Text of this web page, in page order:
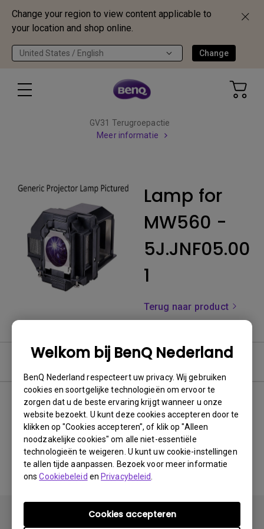
Change your region to view content applicable to
your location and shop online.
United States / English Change
Welkom bij BenQ Nederland
BenQ Nederland respecteert uw privacy. Wij gebruiken
cookies en soortgelijke technologieën om ervoor te
zorgen dat u de beste ervaring krijgt wanneer u onze
website bezoekt. U kunt deze cookies accepteren door te
klikken op "Cookies accepteren", of klik op "Alleen
noodzakelijke cookies" om alle niet-essentiële
technologieën te weigeren. U kunt uw cookie-instellingen
te allen tijde aanpassen. Bezoek voor meer informatie
onsCookiebeleid en Privacybeleid
Cookies accepteren
GV31 Terugroepactie
Meer informatie
Lamp for
MW560 -
5J.JNF05.00
1
Terug naar product
Gebruikershandleiding
Geen gerelateerde
handleiding